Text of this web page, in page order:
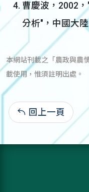
曹慶波，2002
分析"，中國大
本網站刊載之「農政與農
載使用，惟須註明出處。
回上一頁